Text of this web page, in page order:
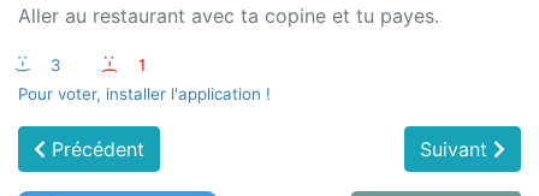
Aller au restaurant avec ta copine et tu payes.
:-) 3 :-(
1
Pour voter, installer l'application !
Précédent Suivant